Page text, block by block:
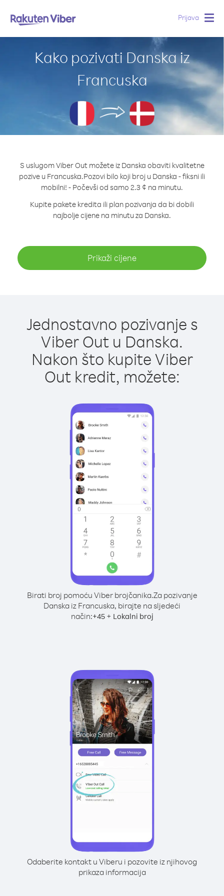
Prijava
Kako pozivati Danska iz
Francuska
S uslugom Viber Out možete iz Danska obaviti kvalitetne
pozive u Francuska.Pozovi bilo koji broj u Danska - fiksni ili
mobilni! - Počevši od samo 2.3 ¢ na minutu.
Kupite pakete kredita ili plan pozivanja da bi dobili
najbolje cijene na minutu za Danska.
Prikaži cijene
Jednostavno pozivanje s
Viber Out u Danska.
Nakon što kupite Viber
Out kredit, možete:
Birati broj pomoću Viber brojčanika.Za pozivanje
Danska iz Francuska, birajte na sljedeći
način:+45+ Lokalni broj
Odaberite kontakt u Viberu i pozovite iz njihovog
prikaza informacija